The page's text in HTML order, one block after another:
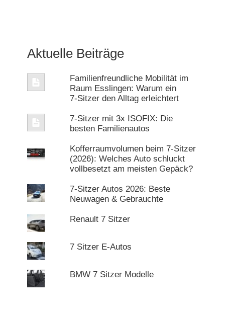
Aktuelle Beiträge
Familienfreundliche Mobilität im
Raum Esslingen: Warum ein
7‑Sitzer den Alltag erleichtert
7-Sitzer mit 3x ISOFIX: Die
besten Familienautos
Kofferraumvolumen beim 7-Sitzer
(2026): Welches Auto schluckt
vollbesetzt am meisten Gepäck?
7-Sitzer Autos 2026: Beste
Neuwagen & Gebrauchte
Renault 7 Sitzer
7 Sitzer E-Autos
BMW 7 Sitzer Modelle